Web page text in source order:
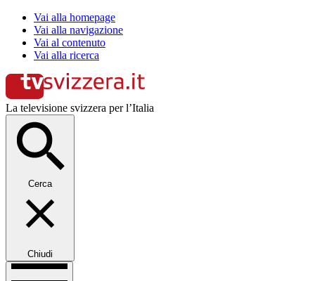
Vai alla homepage
Vai alla navigazione
Vai al contenuto
Vai alla ricerca
La televisione svizzera per l’Italia
Cerca
Chiudi